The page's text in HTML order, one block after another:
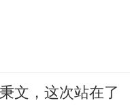
文，这次站在了